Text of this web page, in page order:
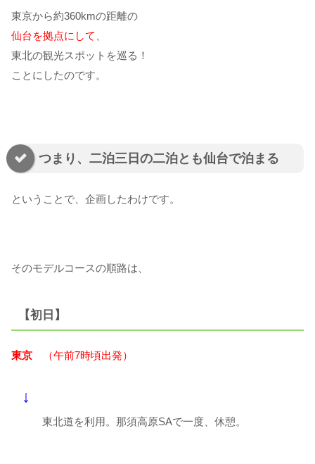
東京から約360kmの距離の
仙台を拠点にして
東北の観光スポットを巡る！
ことにしたのです。
つまり、二泊三日の二泊とも仙台で泊まる
ということで、企画したわけです。
そのモデルコースの順路は、
【初日】
東京 （午前7時頃出発）
↓
東北道を利用。那須高原SAで一度、休憩。